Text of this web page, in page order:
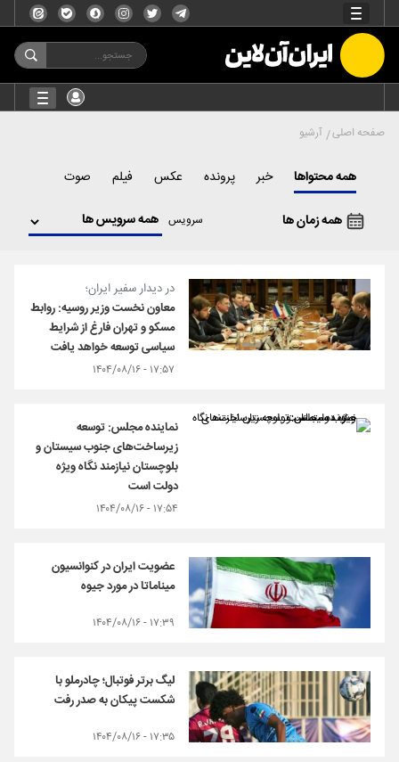
صفحه اصلی آرشیو
همه محتواها خبر پرونده عکس فیلم صوت
همه زمان ها سرویس
در دیدار سفیر ایران؛
معاون نخست وزیر روسیه: روابط
مسکو و تهران فارغ از شرایط
سیاسی توسعه خواهد یافت
۱۷:۵۷ - ۱۴۰۴/۰۸/۱۶
نماینده مجلس: توسعه
زیرساخت‌های جنوب سیستان و
بلوچستان نیازمند نگاه ویژه
دولت است
۱۷:۵۴ - ۱۴۰۴/۰۸/۱۶
عضویت ایران در کنوانسیون
میناماتا در مورد جیوه
۱۷:۳۹ - ۱۴۰۴/۰۸/۱۶
لیگ برتر فوتبال؛ چادرملو با
شکست پیکان به صدر رفت
۱۷:۳۵ - ۱۴۰۴/۰۸/۱۶